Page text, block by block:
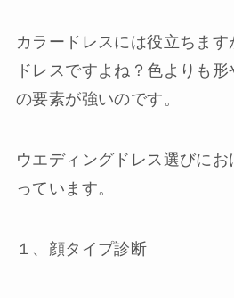
カラードレスには役立ちます
ドレスですよね？色よりも形
の要素が強いのです。
ウエディングドレス選びにお
っています。
１、顔タイプ診断